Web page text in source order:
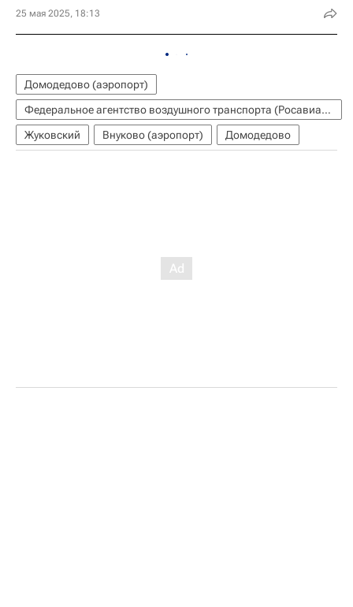
25 мая 2025, 18:13
Домодедово (аэропорт)
Федеральное агентство воздушного транспорта (Росавиация)
Жуковский
Внуково (аэропорт) Домодедово